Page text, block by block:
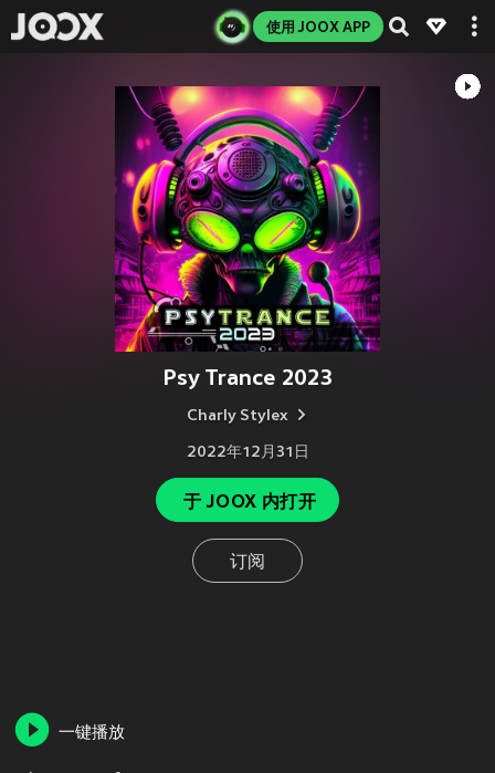
使用 JOOX APP
Psy Trance 2023
Charly Stylex
2022年12月31日
于 JOOX 内打开
订阅
一键播放